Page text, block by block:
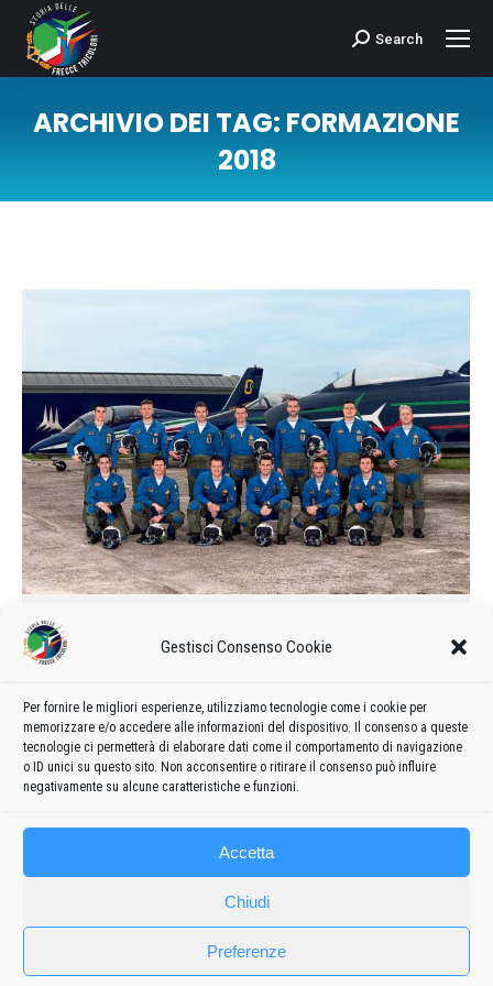
Gestisci Consenso Cookie
Per fornire le migliori esperienze, utilizziamo tecnologie come i cookie per
memorizzare e/o accedere alle informazioni del dispositivo. Il consenso a queste
tecnologie ci permetterà di elaborare dati come il comportamento di navigazione
o ID unici su questo sito. Non acconsentire o ritirare il consenso può influire
negativamente su alcune caratteristiche e funzioni.
Accetta
Chiudi
Preferenze
Cerca:Search
ARCHIVIO DEI TAG: FORMAZIONE
2018
Calendario delle manifestazioni e
formazione del 2018
Formazione e calendario 2018 delle manifestazioni delle
Frecce Tricolori